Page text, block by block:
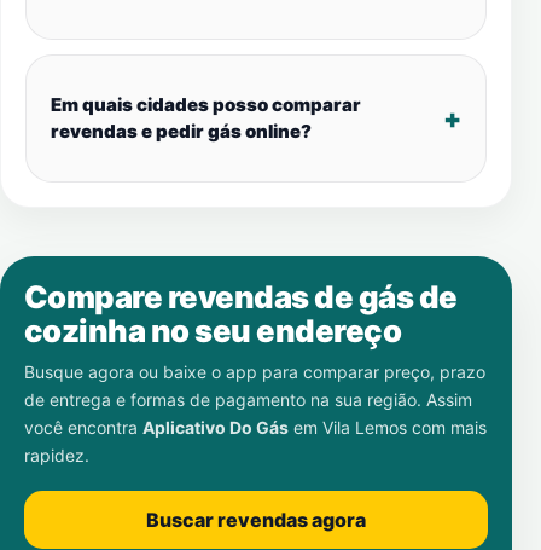
Em quais cidades posso comparar
revendas e pedir gás online?
Compare revendas de gás de
cozinha no seu endereço
Busque agora ou baixe o app para comparar preço, prazo
de entrega e formas de pagamento na sua região. Assim
você encontra Aplicativo Do Gás em Vila Lemos com mais
rapidez.
Buscar revendas agora